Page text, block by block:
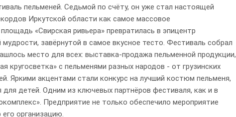
пельменей. Седьмой по счёту, он уже стал настоящей
Иркутской области как самое массовое
«Свирская ривьера» превратилась в эпицентр
завёрнутой в самое вкусное тесто. Фестиваль собрал
место для всех: выставка-продажа пельменной продукции,
кругосветка» с пельменями разных народов - от грузинских
Яркими акцентами стали конкурс на лучший костюм пельменя,
детей. Одним из ключевых партнёров фестиваля, как и в
Предприятие не только обеспечило мероприятие
организацию.